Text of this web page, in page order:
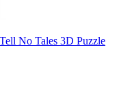
No Tales 3D Puzzle